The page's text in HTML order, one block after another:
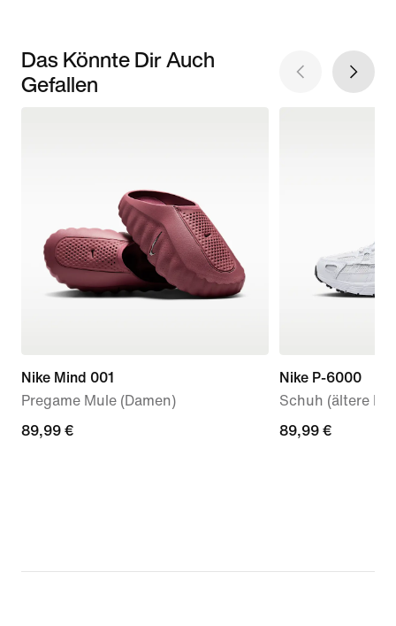
Das Könnte Dir Auch
Gefallen
Nike Mind 001
Pregame Mule (Damen)
89,99 €
89,99 €
Nike P-6000
Schuh (ältere
89,99 €
89,99 €